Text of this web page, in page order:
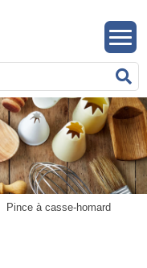
Pince à casse-homard